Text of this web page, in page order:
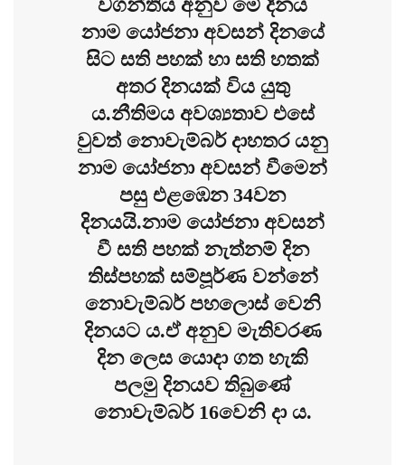
වගන්තිය අනුව මේ දිනය
නාම යෝජනා අවසන් දිනයේ
සිට සති පහක් හා සති හතක්
අතර දිනයක් විය යුතු
ය.නීතිමය අවශ්‍යතාව එසේ
වුවත් නොවැම්බර් දාහතර යනු
නාම යෝජනා අවසන් වීමෙන්
පසු එළඹෙන 34වන
දිනයයි.නාම යෝජනා අවසන්
වී සති පහක් නැත්නම් දින
තිස්පහක් සම්පූර්ණ වන්නේ
නොවැම්බර් පහලොස් වෙනි
දිනයට ය.ඒ අනුව මැතිවරණ
දින ලෙස යොදා ගත හැකි
පලමු දිනයව තිබුණේ
නොවැම්බර් 16වෙනි දා ය.